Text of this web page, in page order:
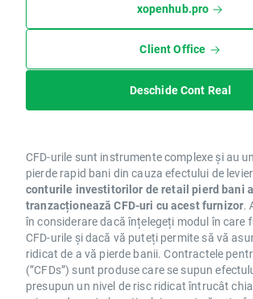
xopenhub.pro
Client Office
Deschide Cont Real
CFD-urile sunt instrumente complexe și au
pierde rapid bani din cauza efectului de
conturile investitorilor de retail pierd bani
tranzacționează CFD-uri cu acest furnizor.
în considerare dacă înțelegeți modul în care
CFD-urile și dacă vă puteți permite să vă
ridicat de a vă pierde banii. Contractele
(”CFDs”) sunt produse care se supun
presupun un nivel de risc ridicat întrucât